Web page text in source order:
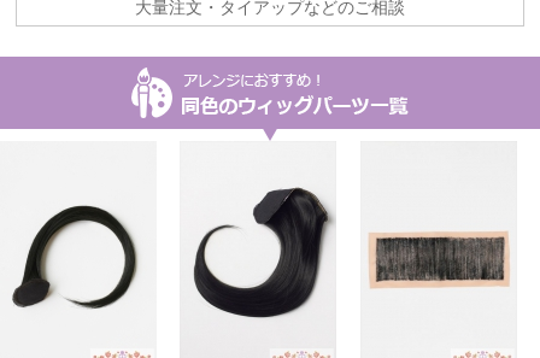
大量注文・タイアップなどのご相談